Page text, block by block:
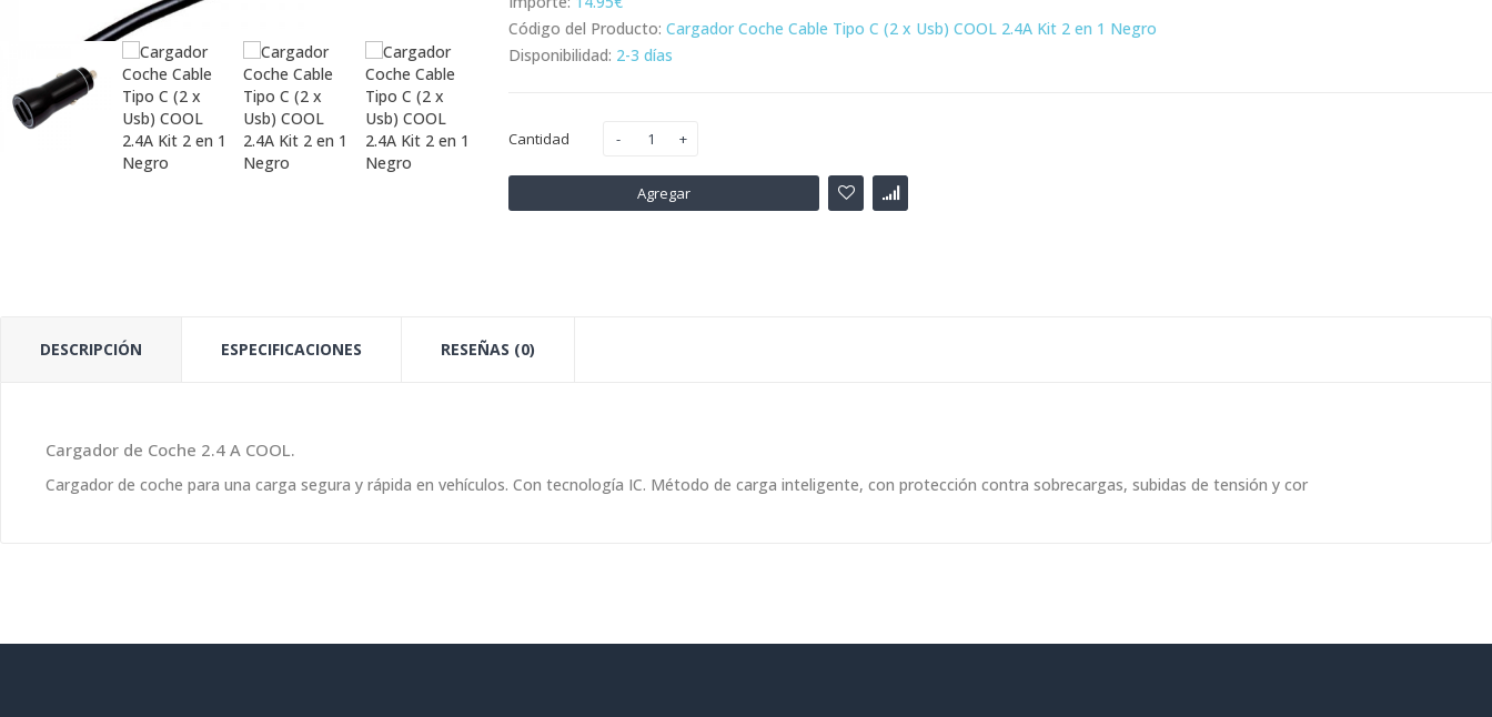
Código del Producto: Cargador Coche Cable Tipo C (2 x Usb) COOL 2.4A Kit 2 en 1 Negro
Disponibilidad: 2-3 días
Cantidad
Agregar
DESCRIPCIÓN ESPECIFICACIONES RESEÑAS (0)
Cargador de Coche 2.4 A COOL.
Cargador de coche para una carga segura y rápida en vehículos. Con tecnología IC. Método de carga inteligente, con protección contra sobrecargas, subidas de tensión y cor